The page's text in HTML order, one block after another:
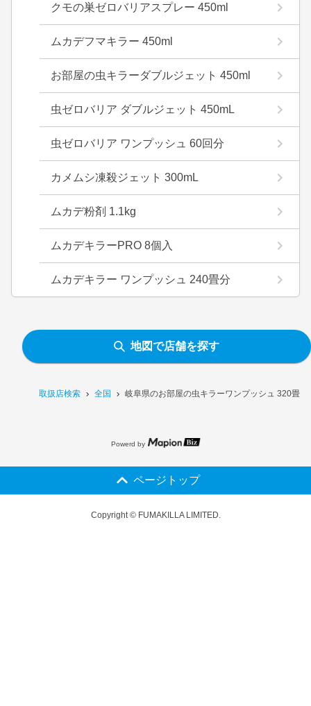
取扱店検索 全国 岐阜県のお部屋の虫キラーワンプッシュ 320畳分
クモの巣ゼロバリアスプレー 450ml
ムカデフマキラー 450ml
お部屋の虫キラーダブルジェット 450ml
虫ゼロバリア ダブルジェット 450mL
虫ゼロバリア ワンプッシュ 60回分
カメムシ凍殺ジェット 300mL
ムカデ粉剤 1.1kg
ムカデキラーPRO 8個入
ムカデキラー ワンプッシュ 240畳分
地図で店舗を探す
Powerd by
ページトップ
Copyright © FUMAKILLA LIMITED.